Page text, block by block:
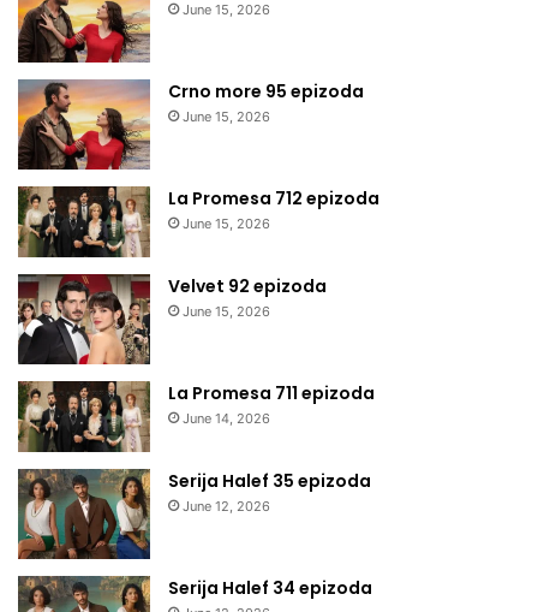
June 15, 2026
Crno more 95 epizoda
June 15, 2026
La Promesa 712 epizoda
June 15, 2026
Velvet 92 epizoda
June 15, 2026
La Promesa 711 epizoda
June 14, 2026
Serija Halef 35 epizoda
June 12, 2026
Serija Halef 34 epizoda